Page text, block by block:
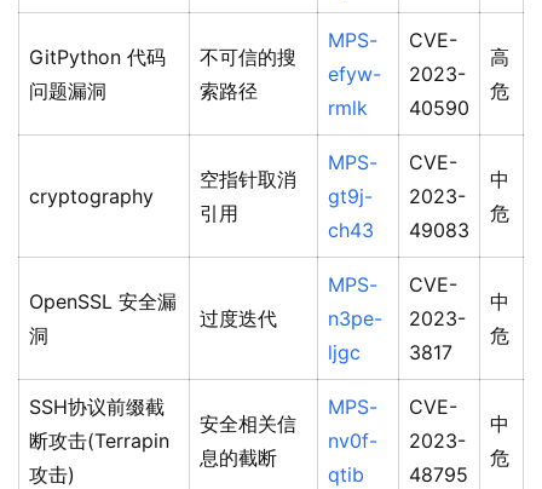
GitPython 代码
问题漏洞
不可信的搜
索路径
MPS-
efyw-
rmlk
CVE-
2023-
40590
高
危
cryptography
空指针取消
引用
MPS-
gt9j-
ch43
CVE-
2023-
49083
中
危
OpenSSL 安全漏
洞
过度迭代
MPS-
n3pe-
ljgc
CVE-
2023-
3817
中
危
SSH协议前缀截
断攻击(Terrapin
攻击)
安全相关信
息的截断
MPS-
nv0f-
qtib
CVE-
2023-
48795
中
危